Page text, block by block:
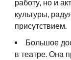
работу, но и
культуры,
присутствием.
Большое
в театре. Она